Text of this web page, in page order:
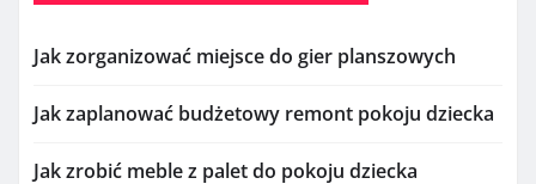
Jak zorganizować miejsce do gier planszowych
Jak zaplanować budżetowy remont pokoju dziecka
Jak zrobić meble z palet do pokoju dziecka